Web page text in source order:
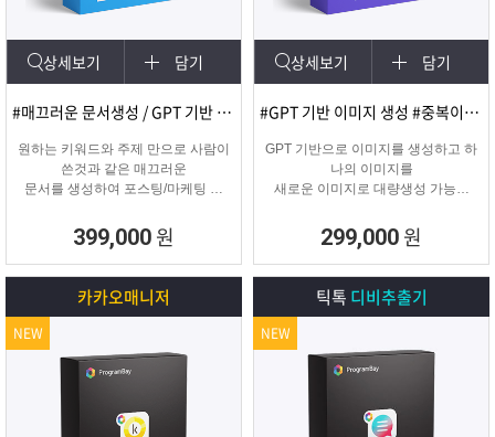
상세보기 담기
#매끄러운 문서생성 / GPT 기반 문서
원하는 키워드와 주제 만으로 사람이
쓴것과 같은 매끄러운
문서를 생성하여 포스팅/마케팅 시
소모되는 시간을 없애주는 고퀄리티
문서생성 프로그램입니다.
399,000 원
상세보기 담기
#GPT 기반 이미지 생성 #중복이미지 #유사이미지
GPT 기반으로 이미지를 생성하고 하
나의 이미지를
새로운 이미지로 대량생성 가능한
299,000 원
카카오매니저
NEW
틱톡 디비추출기
NEW